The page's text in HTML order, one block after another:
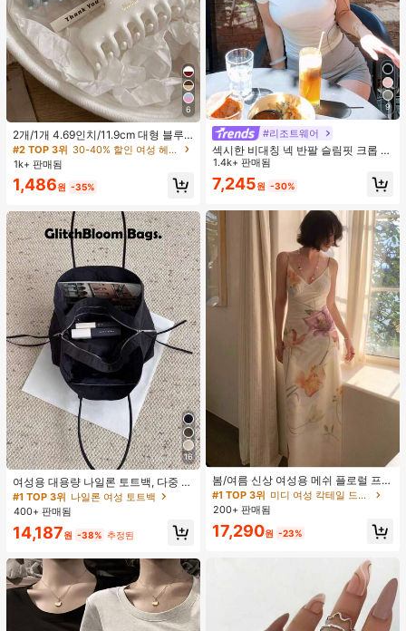
6
2개/1개 4.69인치/11.9cm 대형 블루
& 화이트 1피스 플라스틱 헤어 클로
클립, 데일리 웨어, 캐주얼, 파티, 출퇴
근, 휴가, 헤어스타일링, 메이크업, 의
상 매칭 비치 헤어 클립 바캉스 헤어
클러치에 적합한 세련되고 다재다능
하며 우아하고 미니멀한 단색 헤어 액
세서리
#2 TOP 3위
30-40% 할인 여성 헤어 액세서리
1k+ 판매됨
1,486원 -35%
16
여성용 대용량 나일론 토트백, 다중 지
퍼 포켓, 방수 숄더 핸드백, 사무실 노
트북, 일상 출퇴근, 쇼핑에 적합
#1 TOP 3위 나일론 여성 토트백
400+ 판매됨
14,187원 -38% 추정된
9
#리조트웨어
섹시한 비대칭 넥 반팔 슬림핏 크롭 탑
화이트 여름
1.4k+ 판매됨
7,245원 -30%
봄/여름 신상 여성용 메쉬 플로럴 프린
트 드레스, 브이넥, 휴가 스타일, 섹시
한 비치 파티 댄스 드레스, 스파게티
스트랩 웨딩 가을
#1 TOP 3위
재고 6개 남음
#1 TOP 3위
미디 여성 칵테일 드레스
재고 6개 남음
#1 TOP 3위
미디 여성 칵테일 드레스
재고 6개 남음
#1 TOP 3위
재고 6개 남음
200+ 판매됨
17,290원 -23%